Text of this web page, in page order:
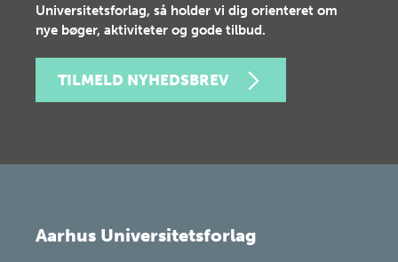
Universitetsforlag, så holder vi dig orienteret om
nye bøger, aktiviteter og gode tilbud.
TILMELD NYHEDSBREV
Aarhus Universitetsforlag